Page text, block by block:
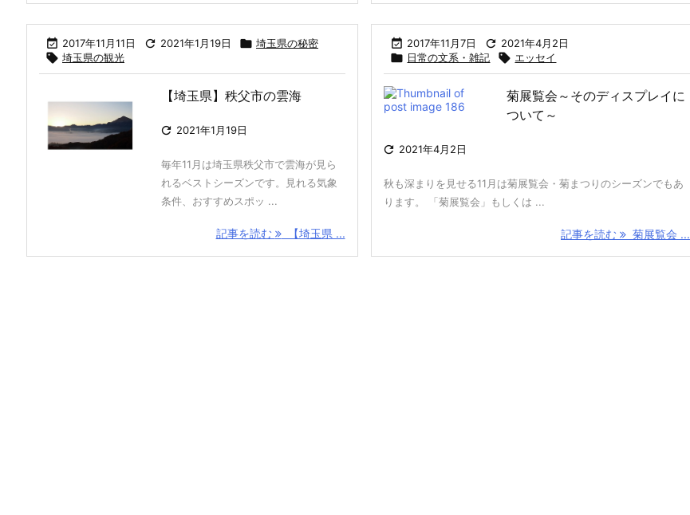
 2017年11月11日  2021年1月19日  埼玉県の秘密
 埼玉県の観光
【埼玉県】秩父市の雲海
 2021年1月19日
毎年11月は埼玉県秩父市で雲海が見ら
れるベストシーズンです。見れる気象
条件、おすすめスポッ ...
記事を読む 【埼玉県 ...
 2017年11月7日  2021年4月2日
 日常の文系・雑記  エッセイ
菊展覧会～そのディスプレイに
ついて～
 2021年4月2日
秋も深まりを見せる11月は菊展覧会・菊まつりのシーズンでもあ
ります。 「菊展覧会」もしくは ...
記事を読む 菊展覧会 ...